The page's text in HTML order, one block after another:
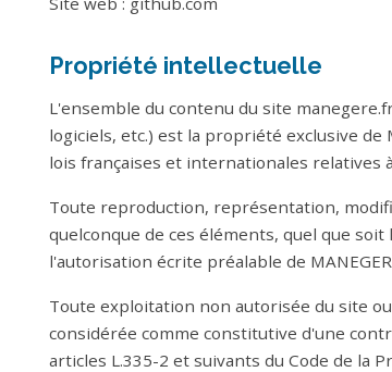
Propriété intellectuelle
L'ensemble du contenu du site
logiciels, etc.) est la propriété exclusive
lois françaises et internationales relatives
Toute reproduction, représentation,
quelconque de ces éléments, quel que
l'autorisation écrite préalable de
Toute exploitation non autorisée du site
considérée comme constitutive d'une
articles L.335-2 et suivants du Code de la